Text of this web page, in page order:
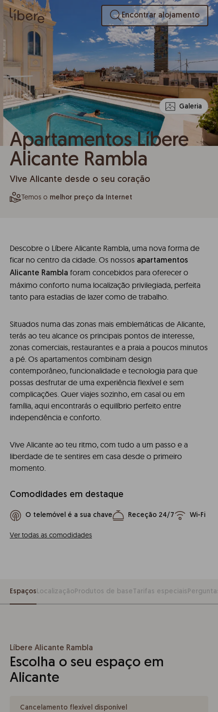
Encontrar alojamento
Galeria
Apartamentos Líbere
Alicante Rambla
Vive Alicante desde o seu coração
Temos o melhor preço da Internet
Descobre o Líbere Alicante Rambla, uma nova forma de
ficar no centro da cidade. Os nossos apartamentos
Alicante Rambla foram concebidos para oferecer o
máximo conforto numa localização privilegiada, perfeita
tanto para estadias de lazer como de trabalho.
Situados numa das zonas mais emblemáticas de Alicante,
terás ao teu alcance os principais pontos de interesse,
zonas comerciais, restaurantes e a praia a poucos minutos
a pé. Os apartamentos combinam design
contemporâneo, funcionalidade e tecnologia para que
possas desfrutar de uma experiência flexível e sem
complicações. Quer viajes sozinho, em casal ou em
família, aqui encontrarás o equilíbrio perfeito entre
independência e conforto.
Vive Alicante ao teu ritmo, com tudo a um passo e a
liberdade de te sentires em casa desde o primeiro
momento.
Comodidades em destaque
O telemóvel é a sua chave Receção 24/7 Wi-Fi
Ver todas as comodidades
EspaçosLocalizaçãoProdutos de base Tarifas especiais
Líbere Alicante Rambla
Escolha o seu espaço em
Alicante
Cancelamento flexível disponível